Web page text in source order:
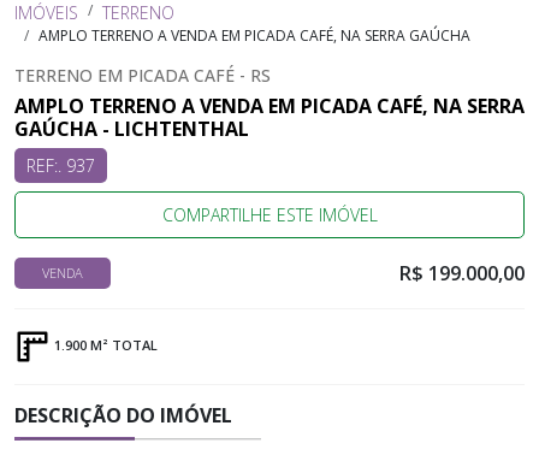
IMÓVEIS TERRENO
AMPLO TERRENO A VENDA EM PICADA CAFÉ, NA SERRA GAÚCHA
TERRENO EM PICADA CAFÉ - RS
AMPLO TERRENO A VENDA EM PICADA CAFÉ, NA SERRA
GAÚCHA - LICHTENTHAL
REF:. 937
COMPARTILHE ESTE IMÓVEL
VENDA R$ 199.000,00
1.900 M² TOTAL
DESCRIÇÃO DO IMÓVEL